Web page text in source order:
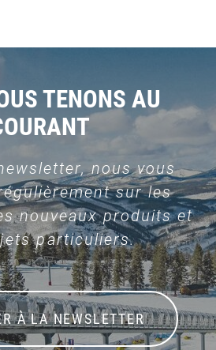
TENONS AU
nous vous
sur les
nouveaux produits et
particuliers.
À LA NEWSLETTER